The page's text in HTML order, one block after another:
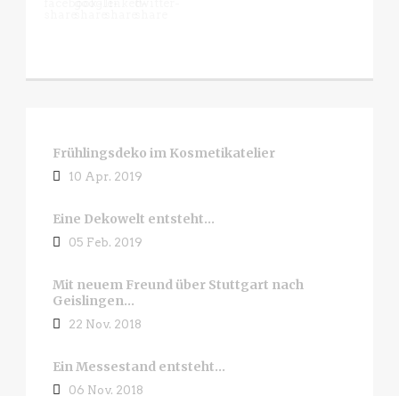
Frühlingsdeko im Kosmetikatelier
10 Apr. 2019
Eine Dekowelt entsteht…
05 Feb. 2019
Mit neuem Freund über Stuttgart nach
Geislingen…
22 Nov. 2018
Ein Messestand entsteht…
06 Nov. 2018